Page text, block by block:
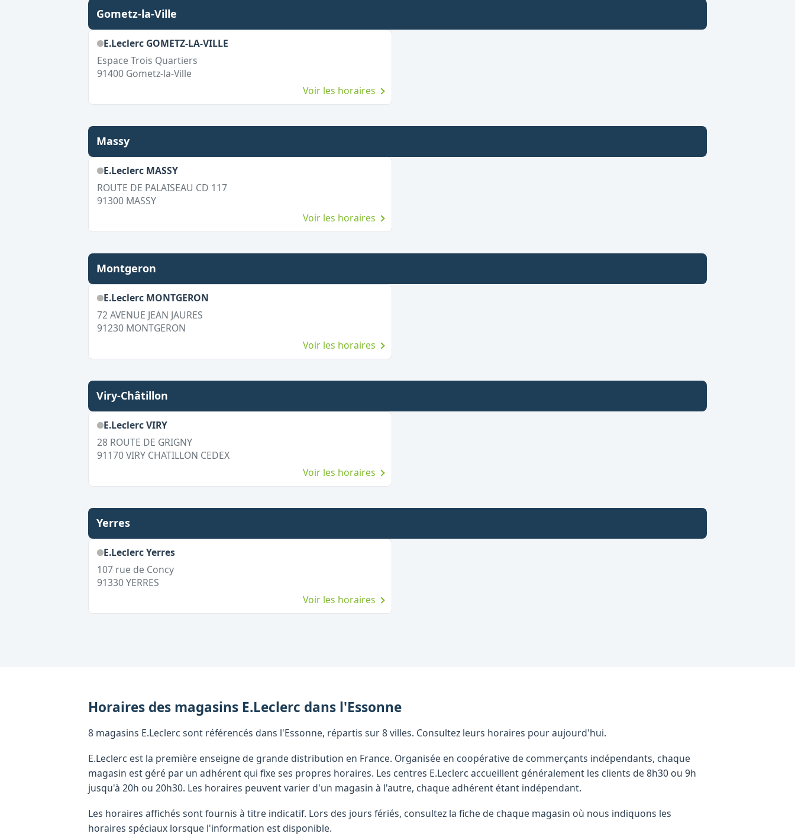
Gometz-la-Ville
E.Leclerc GOMETZ-LA-VILLE
Espace Trois Quartiers
91400 Gometz-la-Ville
Voir les horaires
Massy
E.Leclerc MASSY
ROUTE DE PALAISEAU CD 117
91300 MASSY
Voir les horaires
Montgeron
E.Leclerc MONTGERON
72 AVENUE JEAN JAURES
91230 MONTGERON
Voir les horaires
Viry-Châtillon
E.Leclerc VIRY
28 ROUTE DE GRIGNY
91170 VIRY CHATILLON CEDEX
Voir les horaires
Yerres
E.Leclerc Yerres
107 rue de Concy
91330 YERRES
Voir les horaires
Horaires des magasins E.Leclerc dans l'Essonne
8 magasins E.Leclerc sont référencés dans l'Essonne, répartis sur 8 villes. Consultez leurs horaires pour aujourd'hui.
E.Leclerc est la première enseigne de grande distribution en France. Organisée en coopérative de commerçants indépendants, chaque
magasin est géré par un adhérent qui fixe ses propres horaires. Les centres E.Leclerc accueillent généralement les clients de 8h30 ou 9h
jusqu'à 20h ou 20h30. Les horaires peuvent varier d'un magasin à l'autre, chaque adhérent étant indépendant.
Les horaires affichés sont fournis à titre indicatif. Lors des jours fériés, consultez la fiche de chaque magasin où nous indiquons les
horaires spéciaux lorsque l'information est disponible.